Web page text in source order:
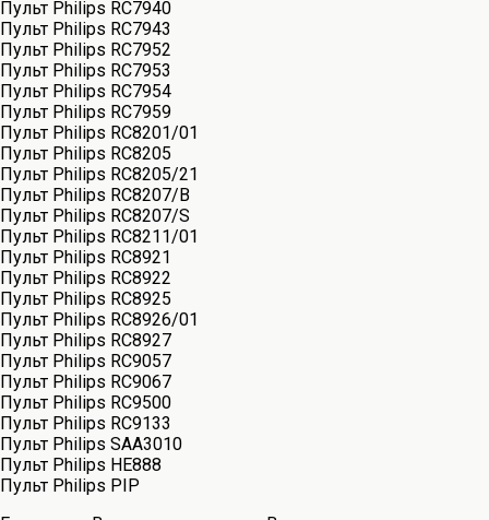
Пульт Philips RC7940
Пульт Philips RC7943
Пульт Philips RC7952
Пульт Philips RC7953
Пульт Philips RC7954
Пульт Philips RC7959
Пульт Philips RC8201/01
Пульт Philips RC8205
Пульт Philips RC8205/21
Пульт Philips RC8207/B
Пульт Philips RC8207/S
Пульт Philips RC8211/01
Пульт Philips RC8921
Пульт Philips RC8922
Пульт Philips RC8925
Пульт Philips RC8926/01
Пульт Philips RC8927
Пульт Philips RC9057
Пульт Philips RC9067
Пульт Philips RC9500
Пульт Philips RC9133
Пульт Philips SAA3010
Пульт Philips HE888
Пульт Philips PIP